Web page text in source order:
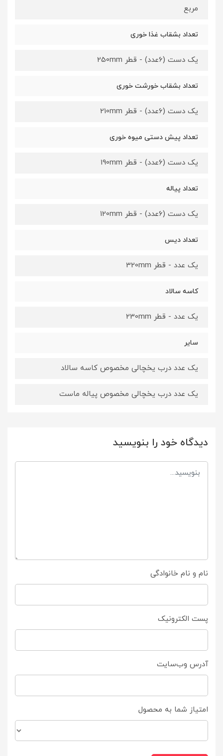
مربع
تعداد بشقاب غذا خوری
یک دست (6عدد) - قطر 250mm
تعداد بشقاب خورشت خوری
یک دست (6عدد) - قطر 210mm
تعداد پیش دستی میوه خوری
یک دست (6عدد) - قطر 190mm
تعداد پیاله
یک دست (6عدد) - قطر 120mm
تعداد دیس
یک عدد - قطر 320mm
کاسه سالاد
یک عدد - قطر 230mm
سایر
یک عدد درب یخچالی مخصوص کاسه سالاد
یک عدد درب یخچالی مخصوص پیاله ماست
دیدگاه خود را بنویسید
نام و نام خانوادگی
پست الکترونیک
آدرس وب‌سایت
امتیاز شما به محصول